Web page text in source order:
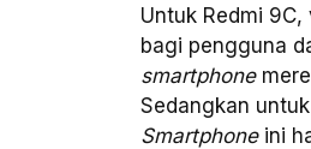
Untuk Redmi
bagi pengguna
smartphone
Sedangkan
Smartphone ini